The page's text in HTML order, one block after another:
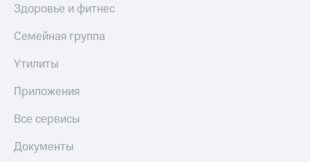
Здоровье и фитнес
Семейная группа
Утилиты
Приложения
Все сервисы
Документы